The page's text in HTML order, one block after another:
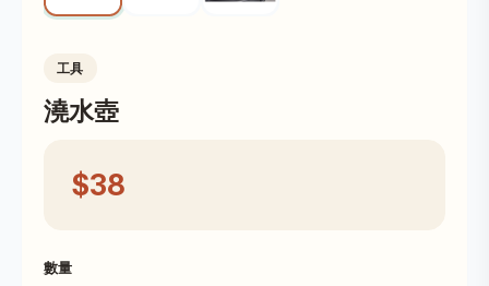
工具
澆水壺
$38
數量